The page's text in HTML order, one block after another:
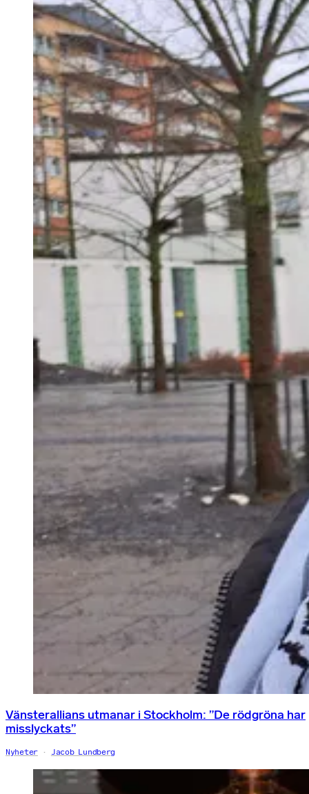
Vänsterallians utmanar i Stockholm: ”De rödgröna har
misslyckats”
Nyheter Jacob Lundberg